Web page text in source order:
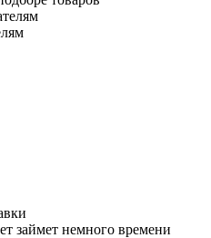
займет немного времени